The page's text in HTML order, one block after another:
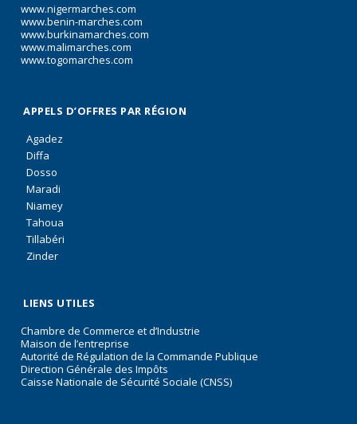
www.nigermarches.com
www.benin-marches.com
www.burkinamarches.com
www.malimarches.com
www.togomarches.com
APPELS D’OFFRES PAR RÉGION
Agadez
Diffa
Dosso
Maradi
Niamey
Tahoua
Tillabéri
Zinder
LIENS UTILES
Chambre de Commerce et d’Industrie
Maison de l’entreprise
Autorité de Régulation de la Commande Publique
Direction Générale des Impôts
Caisse Nationale de Sécurité Sociale (CNSS)